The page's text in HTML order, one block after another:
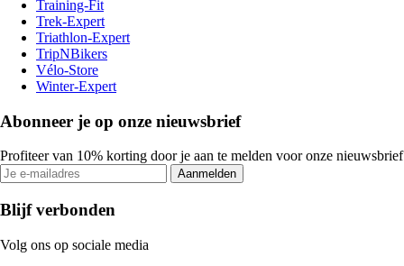
Training-Fit
Trek-Expert
Triathlon-Expert
TripNBikers
Vélo-Store
Winter-Expert
Abonneer je op onze nieuwsbrief
Profiteer van 10% korting door je aan te melden voor onze nieuwsbrief
Aanmelden
Blijf verbonden
Volg ons op sociale media